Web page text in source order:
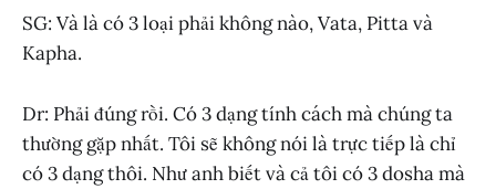
SG: Và là có 3 loại phải không nào, Vata, Pitta và
Kapha.
Dr: Phải đúng rồi. Có 3 dạng tính cách mà chúng ta
thường gặp nhất. Tôi sẽ không nói là trực tiếp là chỉ
có 3 dạng thôi. Như anh biết và cả tôi có 3 dosha mà